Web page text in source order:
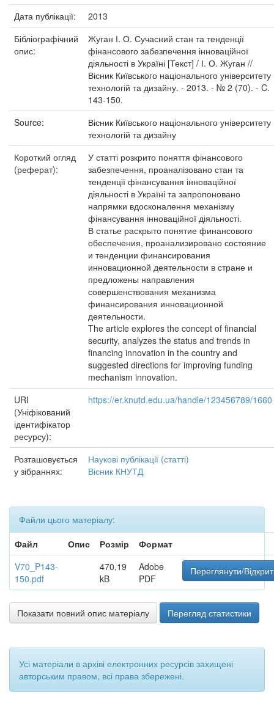
Дата публікації:
2013
Бібліографічний
опис:
Жуган І. О. Сучасний стан та тенденції
фінансового забезпечення інноваційної
діяльності в Україні [Текст] / І. О. Жуган //
Вісник Київського національного університету
технологій та дизайну. - 2013. - № 2 (70). - C.
143-150.
Source:
Вісник Київського національного університету
технологій та дизайну
Короткий огляд
(реферат):
У статті розкрито поняття фінансового
забезпечення, проаналізовано стан та
тенденції фінансування інноваційної
діяльності в Україні та запропоновано
напрямки вдосконалення механізму
фінансування інноваційної діяльності.
В статье раскрыто понятие финансового
обеспечения, проанализировано состояние
и тенденции финансирования
инновационной деятельности в стране и
предложены направления
совершенствования механизма
финансирования инновационной
деятельности.
The article explores the concept of financial
security, analyzes the status and trends in
financing innovation in the country and
suggested directions for improving funding
mechanism innovation.
URI
(Уніфікований
ідентифікатор
ресурсу):
https://er.knutd.edu.ua/handle/123456789/1660
Розташовується
у зібраннях:
Наукові публікації (статті)
Вісник КНУТД
Файли цього матеріалу:
Файл
Опис Розмір
Формат
V70_P143-
150.pdf
470,19
kB
Adobe
PDF
Переглянути/
Показати повний опис матеріалу Перегляд статистики
Усі матеріали в архіві електронних ресурсів захищені
авторським правом, всі права збережені.